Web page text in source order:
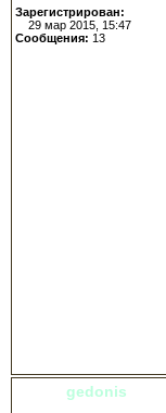
Зарегистрирован:
29 мар 2015, 15:47
Сообщения: 13
gedonis